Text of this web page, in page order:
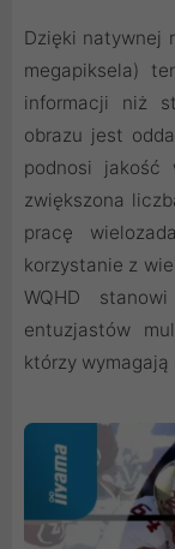
Dzięki natywnej
megapiksela)
informacji niż
obrazu jest
podnosi jakość
zwiększona
pracę
korzystanie z
WQHD
entuzjastów
którzy